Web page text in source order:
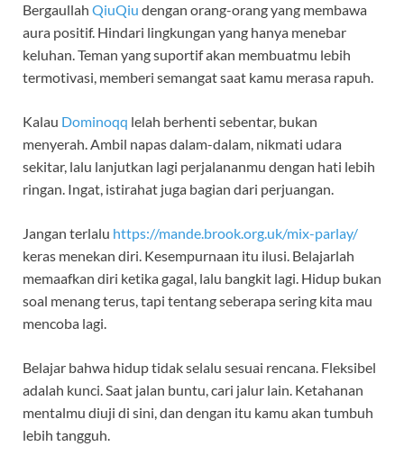
Bergaullah QiuQiu dengan orang-orang yang membawa
aura positif. Hindari lingkungan yang hanya menebar
keluhan. Teman yang suportif akan membuatmu lebih
termotivasi, memberi semangat saat kamu merasa rapuh.
Kalau Dominoqq lelah berhenti sebentar, bukan
menyerah. Ambil napas dalam-dalam, nikmati udara
sekitar, lalu lanjutkan lagi perjalananmu dengan hati lebih
ringan. Ingat, istirahat juga bagian dari perjuangan.
Jangan terlalu https://mande.brook.org.uk/mix-parlay/
keras menekan diri. Kesempurnaan itu ilusi. Belajarlah
memaafkan diri ketika gagal, lalu bangkit lagi. Hidup bukan
soal menang terus, tapi tentang seberapa sering kita mau
mencoba lagi.
Belajar bahwa hidup tidak selalu sesuai rencana. Fleksibel
adalah kunci. Saat jalan buntu, cari jalur lain. Ketahanan
mentalmu diuji di sini, dan dengan itu kamu akan tumbuh
lebih tangguh.